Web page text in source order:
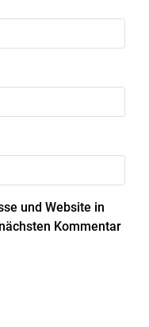
und Website in
Kommentar